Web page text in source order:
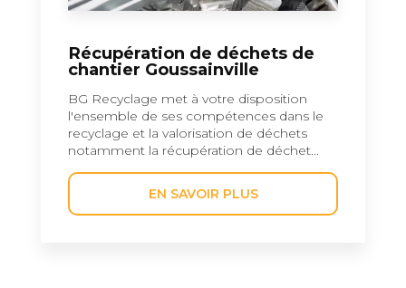
Récupération de déchets de
chantier Goussainville
BG Recyclage met à votre disposition
l'ensemble de ses compétences dans le
recyclage et la valorisation de déchets
notamment la récupération de déchet...
EN SAVOIR PLUS